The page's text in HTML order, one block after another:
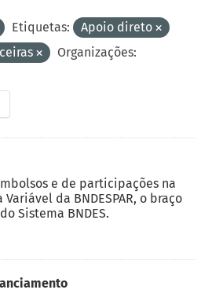
Etiquetas:
Apoio direto
Organizações:
e de participações na
da BNDESPAR, o braço
Sistema BNDES.